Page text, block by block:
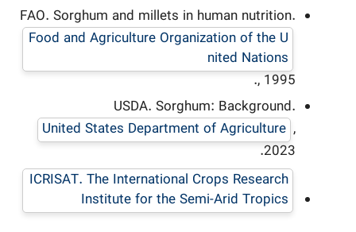
FAO. Sorghum and millets in human nutrition.
Food and Agriculture Organization of the U
nited Nations
, 1995.
USDA. Sorghum: Background.
United States Department of Agriculture ,
2023.
ICRISAT. The International Crops Research
Institute for the Semi-Arid Tropics